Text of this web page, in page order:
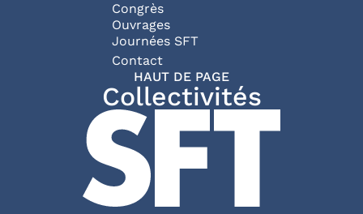
Congrès
Ouvrages
Journées SFT
PIED DE PAGE
Contact
HAUT DE PAGE
Collectivités